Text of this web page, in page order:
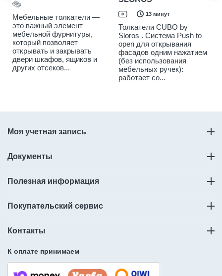
—
ящиков и
Толкатели CUBO by
Sloros . Cистема Push to
open для открывания
фасадов одним нажатием
(без использования
мебельных ручек):
Моя учетная запись
Документы
Полезная информация
Покупательский сервис
Контакты
К оплате принимаем